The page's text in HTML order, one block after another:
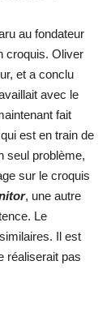
au fondateur
croquis. Oliver
et a conclu
avec le
fait
est en train de
seul problème,
sur le croquis
, une autre
Le
Il est
réaliserait pas